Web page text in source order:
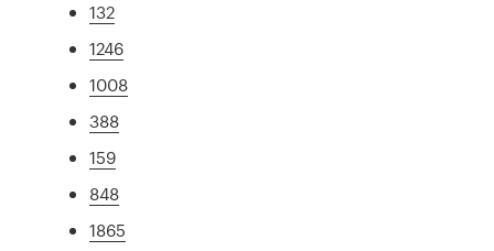
132
1246
1008
388
159
848
1865